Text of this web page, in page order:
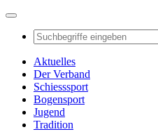
Aktuelles
Der Verband
Schiesssport
Bogensport
Jugend
Tradition